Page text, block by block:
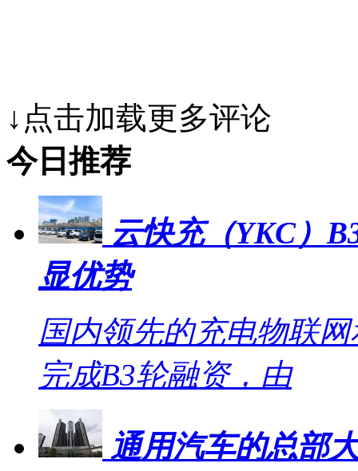
↓点击加载更多评论
今日推荐
云快充（YKC）
显优势
国内领先的充电物联
完成B3轮融资，由
通用汽车的总部